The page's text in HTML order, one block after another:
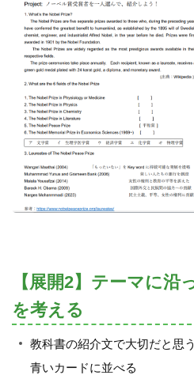
【展開2】テーマに沿
を考える
教科書の紹介文で大切だと思
青いカードに並べる